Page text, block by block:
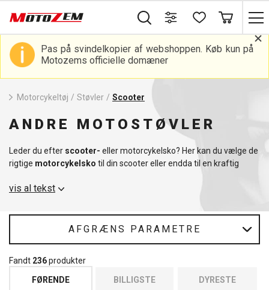
Pas på svindelkopier af webshoppen. Køb kun på
Motozems officielle domæner
Motorcykeltøj / Støvler / Scooter
ANDRE MOTOSTØVLER
Leder du efter scooter- eller motorcykelsko? Her kan du vælge de
rigtige motorcykelsko til din scooter eller endda til en kraftig
næsten ikke til at skelne fra almindelige sko, men giver dig stadig
op til dig, hvad din idé er, og hvad der passer til dit øje. For bikere
tilbyder vi virkelig alt, hvad du kan tænke dig, så tag et kig på vores
vis al tekst
AFGRÆNS PARAMETRE
Fandt 236produkter
FØRENDE
BILLIGSTE DYRESTE